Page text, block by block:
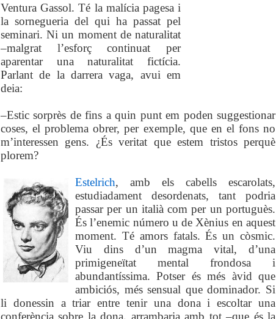
Ventura Gassol. Té la malícia pagesa i
la sornegueria del qui ha passat pel
seminari. Ni un moment de naturalitat
–malgrat l’esforç continuat per
aparentar una naturalitat fictícia.
Parlant de la darrera vaga, avui em
deia:
–Estic sorprès de fins a quin punt em poden suggestionar
coses, el problema obrer, per exemple, que en el fons no
m’interessen gens. ¿És veritat que estem tristos perquè
plorem?
Estelrich, amb els cabells escarolats,
estudiadament desordenats, tant podria
passar per un italià com per un portuguès.
És l’enemic número u de Xènius en aquest
moment. Té amors fatals. És un còsmic.
Viu dins d’un magma vital, d’una
primigeneïtat mental frondosa i
abundantíssima. Potser és més àvid que
ambiciós, més sensual que dominador. Si
li donessin a triar entre tenir una dona i escoltar una
conferència sobre la dona, arrambaria amb tot –que és la